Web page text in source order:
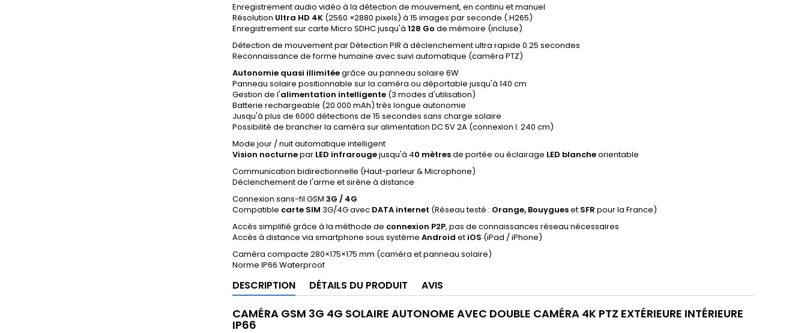
Enregistrement audio vidéo à la détection de mouvement, en continu et manuel
Résolution Ultra HD 4K (2560 ×2880 pixels) à 15 images par seconde (.H265)
Enregistrement sur carte Micro SDHC jusqu'à 128 Go de mémoire (incluse)
Détection de mouvement par Détection PIR à déclenchement ultra rapide 0.25 secondes
Reconnaissance de forme humaine avec suivi automatique (caméra PTZ)
Autonomie quasi illimitéegrâce au panneau solaire 6W
Panneau solaire positionnable sur la caméra ou déportable jusqu'à 140 cm
Gestion de l'alimentation intelligente (3 modes d'utilisation)
Batterie rechargeable (20.000 mAh) très longue autonomie
Jusqu'à plus de 6000 détections de 15 secondes sans charge solaire
Possibilité de brancher la caméra sur alimentation DC 5V 2A (connexion l. 240 cm)
Mode jour / nuit automatique intelligent
Vision nocturnepar LED infrarougejusqu'à 40 mètresde portée ou éclairage LED blancheorientable
Communication bidirectionnelle (Haut-parleur & Microphone)
Déclenchement de l'arme et sirène à distance
Connexion sans-fil GSM 3G / 4G
Compatible carte SIM 3G/4G avec DATA internet (Réseau testé : Orange, Bouygueset SFR pour la France)
Accès simplifié grâce à la méthode de connexion P2P, pas de connaissances réseau nécessaires
Accès à distance via smartphone sous système Android et iOS (iPad / iPhone)
Caméra compacte 280×175×175 mm (caméra et panneau solaire)
Norme IP66 Waterproof
DESCRIPTION DÉTAILS DU PRODUIT AVIS
CAMÉRA GSM 3G 4G SOLAIRE AUTONOME AVEC DOUBLE CAMÉRA 4K PTZ EXTÉRIEURE INTÉRIEURE
IP66